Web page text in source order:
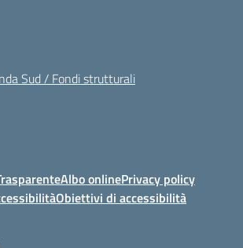
Sud / Fondi strutturali
Albo onlinePrivacy policy
Obiettivi di accessibilità